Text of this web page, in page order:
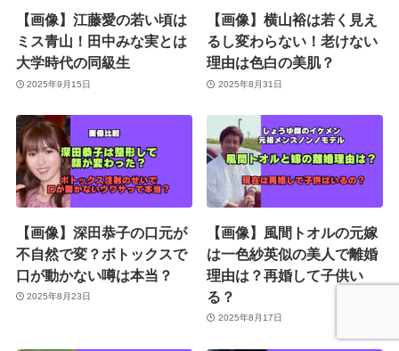
【画像】江藤愛の若い頃は
ミス青山！田中みな実とは
大学時代の同級生
2025年9月15日
【画像】横山裕は若く見え
るし変わらない！老けない
理由は色白の美肌？
2025年8月31日
【画像】深田恭子の口元が
不自然で変？ボトックスで
口が動かない噂は本当？
2025年8月23日
【画像】風間トオルの元嫁
は一色紗英似の美人で離婚
理由は？再婚して子供い
る？
2025年8月17日